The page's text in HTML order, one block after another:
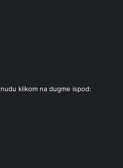
klikom na dugme ispod: